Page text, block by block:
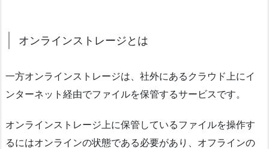
オンラインストレージとは
一方オンラインストレージは、社外にあるクラウド上にイ
ンターネット経由でファイルを保管するサービスです。
オンラインストレージ上に保管しているファイルを操作す
るにはオンラインの状態である必要があり、オフラインの